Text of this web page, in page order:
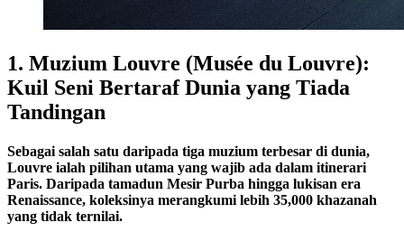
1. Muzium Louvre (Musée du Louvre):
Kuil Seni Bertaraf Dunia yang Tiada
Tandingan
Sebagai salah satu daripada tiga muzium terbesar di dunia,
Louvre ialah pilihan utama yang wajib ada dalam itinerari
Paris. Daripada tamadun Mesir Purba hingga lukisan era
Renaissance, koleksinya merangkumi lebih 35,000 khazanah
yang tidak ternilai.